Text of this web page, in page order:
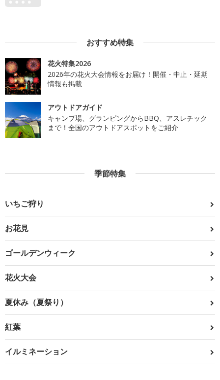
おすすめ特集
花火特集2026
2026年の花火大会情報をお届け！開催・中止・延期
情報も掲載
アウトドアガイド
キャンプ場、グランピングからBBQ、アスレチック
まで！全国のアウトドアスポットをご紹介
季節特集
いちご狩り
お花見
ゴールデンウィーク
花火大会
夏休み（夏祭り）
紅葉
イルミネーション